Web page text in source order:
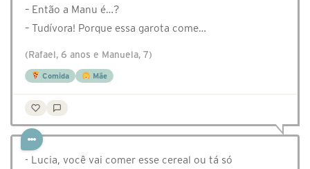
– Então a Manu é…?
– Tudívora! Porque essa garota come…
(Rafael, 6 anos e Manuela, 7)
Comida Mãe
- Lucia, você vai comer esse cereal ou tá só